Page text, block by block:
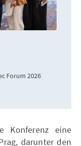
Forum 2026
Konferenz eine
darunter den